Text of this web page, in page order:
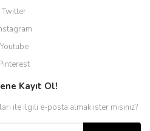
Twitter
Youtube
Kayıt Ol!
ile ilgili e-posta almak ister misiniz?